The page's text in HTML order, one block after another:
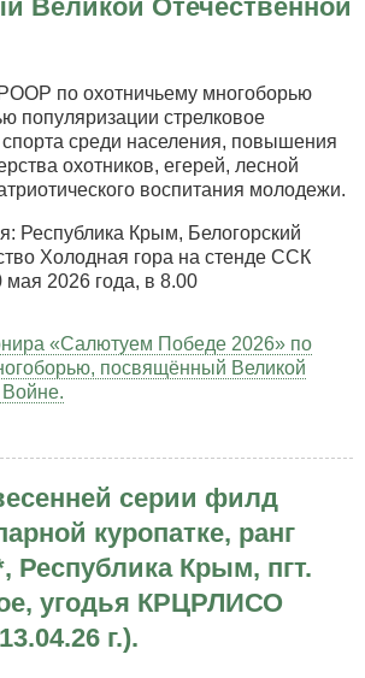
Великой Отечественной
по охотничьему многоборью
популяризации стрелковое
спорта среди населения, повышения
охотников, егерей, лесной
воспитания молодежи.
Республика Крым, Белогорский
Холодная гора на стенде ССК
мая 2026 года, в 8.00
«Салютуем Победе 2026» по
посвящённый Великой
Войне.
серии филд
куропатке, ранг
Крым, пгт.
угодья КРЦРЛИСО
г.).